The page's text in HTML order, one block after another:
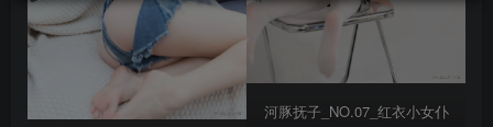
河豚抚子_NO.07_红衣小女仆